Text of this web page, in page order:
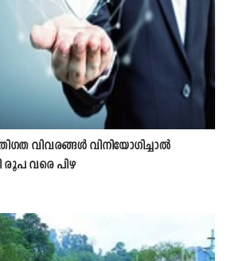
വിവരങ്ങൾ വിനിയോഗിച്ചാൽ
രൂപ വരെ പിഴ